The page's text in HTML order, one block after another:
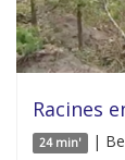
Racines
24 min' |